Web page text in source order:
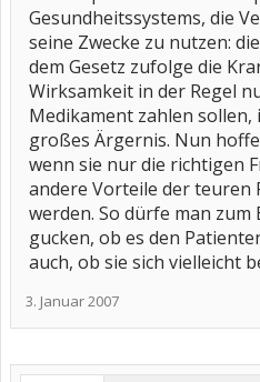
Gesundheitssystems, die
seine Zwecke zu nutzen:
dem Gesetz zufolge die
Wirksamkeit in der Regel
Medikament zahlen sollen,
großes Ärgernis. Nun
wenn sie nur die richtigen
andere Vorteile der teuren
werden. So dürfe man
gucken, ob es den
auch, ob sie sich vielleicht
3. Januar 2007